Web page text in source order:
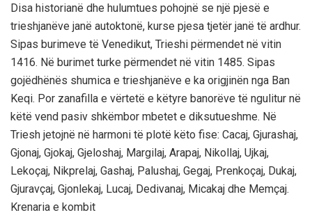
Disa historianë dhe hulumtues pohojnë se një pjesë e
trieshjanëve janë autoktonë, kurse pjesa tjetër janë të ardhur.
Sipas burimeve të Venedikut, Trieshi përmendet në vitin
1416. Në burimet turke përmendet në vitin 1485. Sipas
gojëdhënës shumica e trieshjanëve e ka origjinën nga Ban
Keqi. Por zanafilla e vërtetë e këtyre banorëve të ngulitur në
këtë vend pasiv shkëmbor mbetet e diksutueshme. Në
Triesh jetojnë në harmoni të plotë këto fise: Cacaj, Gjurashaj,
Gjonaj, Gjokaj, Gjeloshaj, Margilaj, Arapaj, Nikollaj, Ujkaj,
Lekoçaj, Nikprelaj, Gashaj, Palushaj, Gegaj, Prenkoçaj, Dukaj,
Gjuravçaj, Gjonlekaj, Lucaj, Dedivanaj, Micakaj dhe Memçaj.
Krenaria e kombit